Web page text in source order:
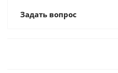
Задать вопрос